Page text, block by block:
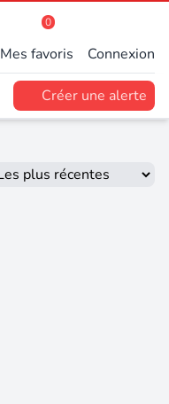
0
Mes favoris Connexion
Créer une alerte